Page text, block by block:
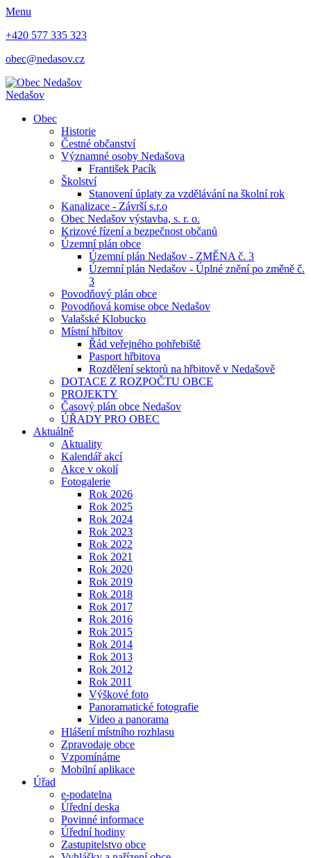
Menu
+420 577 335 323
obec@nedasov.cz
Nedašov
Obec
Historie
Čestné občanství
Významné osoby Nedašova
František Pacík
Školství
Stanovení úplaty za vzdělávání na školní rok
Kanalizace - Závrší s.r.o
Obec Nedašov výstavba, s. r. o.
Krizové řízení a bezpečnost občanů
Územní plán obce
Územní plán Nedašov - ZMĚNA č. 3
Územní plán Nedašov - Úplné znění po změně č.
3
Povodňový plán obce
Povodňová komise obce Nedašov
Valašské Klobucko
Místní hřbitov
Řád veřejného pohřebiště
Pasport hřbitova
Rozdělení sektorů na hřbitově v Nedašově
DOTACE Z ROZPOČTU OBCE
PROJEKTY
Časový plán obce Nedašov
ÚŘADY PRO OBEC
Aktuálně
Aktuality
Kalendář akcí
Akce v okolí
Fotogalerie
Rok 2026
Rok 2025
Rok 2024
Rok 2023
Rok 2022
Rok 2021
Rok 2020
Rok 2019
Rok 2018
Rok 2017
Rok 2016
Rok 2015
Rok 2014
Rok 2013
Rok 2012
Rok 2011
Výškové foto
Panoramatické fotografie
Video a panorama
Hlášení místního rozhlasu
Zpravodaje obce
Vzpomínáme
Mobilní aplikace
Úřad
e-podatelna
Úřední deska
Povinné informace
Úřední hodiny
Zastupitelstvo obce